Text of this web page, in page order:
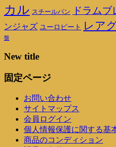
カル スチールパン ドラムブ
ンジャズ ユーロビート レア
盤
New title
固定ページ
お問い合わせ
サイトマップス
会員ログイン
個人情報保護に関する基
商品のコンディション